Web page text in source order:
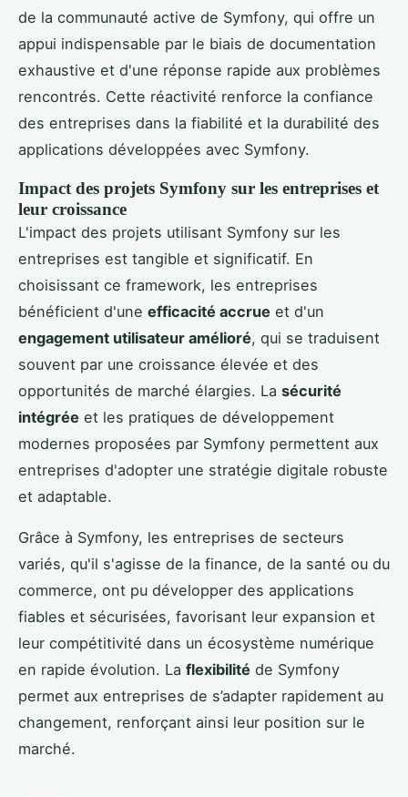
de la communauté active de Symfony, qui offre un
appui indispensable par le biais de documentation
exhaustive et d'une réponse rapide aux problèmes
rencontrés. Cette réactivité renforce la confiance
des entreprises dans la fiabilité et la durabilité des
applications développées avec Symfony.
Impact des projets Symfony sur les entreprises et
leur croissance
L'impact des projets utilisant Symfony sur les
entreprises est tangible et significatif. En
choisissant ce framework, les entreprises
bénéficient d'une efficacité accrue et d'un
engagement utilisateur amélioré, qui se traduisent
souvent par une croissance élevée et des
opportunités de marché élargies. La sécurité
intégrée et les pratiques de développement
modernes proposées par Symfony permettent aux
entreprises d'adopter une stratégie digitale robuste
et adaptable.
Grâce à Symfony, les entreprises de secteurs
variés, qu'il s'agisse de la finance, de la santé ou du
commerce, ont pu développer des applications
fiables et sécurisées, favorisant leur expansion et
leur compétitivité dans un écosystème numérique
en rapide évolution. La flexibilité de Symfony
permet aux entreprises de s’adapter rapidement au
changement, renforçant ainsi leur position sur le
marché.